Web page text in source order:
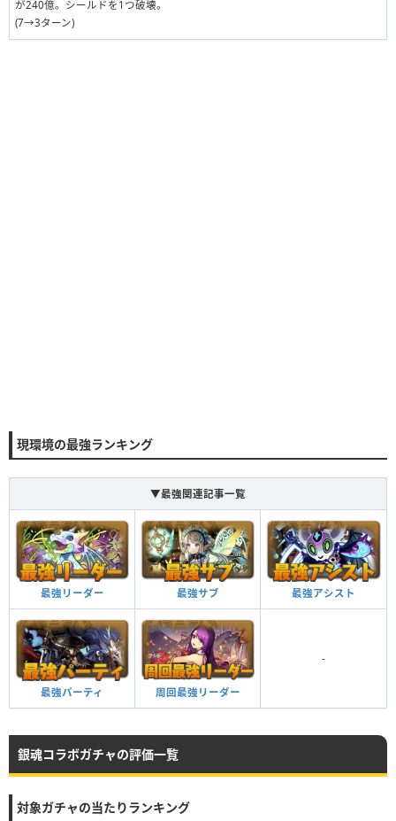
が240億。シールドを1つ破壊。
(7→3ターン)
現環境の最強ランキング
▼最強関連記事一覧
最強リーダー 最強サブ 最強アシスト
最強パーティ 周回最強リーダー
-
銀魂コラボガチャの評価一覧
対象ガチャの当たりランキング